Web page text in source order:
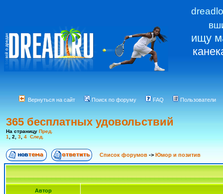
ищу
Вернуться на сайт Поиск по форуму FAQ Пользователи
365 бесплатных удовольствий
На страницу Пред.
1
2 3 4 След.
Список форумов -> Юмор и позитив
Автор